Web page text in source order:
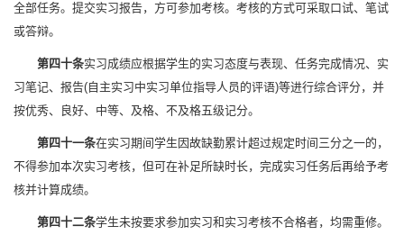
全部任务。提交实习报告，方可参加考核。考核的方式可采取口试、笔试
或答辩。
第四十条实习成绩应根据学生的实习态度与表现、任务完成情况、实
习笔记、报告(自主实习中实习单位指导人员的评语)等进行综合评分，并
按优秀、良好、中等、及格、不及格五级记分。
第四十一条在实习期间学生因故缺勤累计超过规定时间三分之一的，
不得参加本次实习考核，但可在补足所缺时长，完成实习任务后再给予考
核并计算成绩。
第四十二条学生未按要求参加实习和实习考核不合格者，均需重修。